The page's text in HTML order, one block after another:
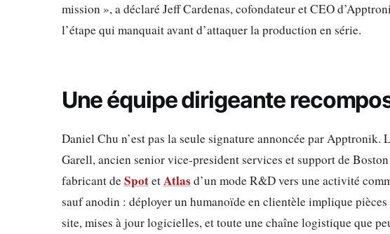
mission », a déclaré Jeff Cardenas, cofondateur et CEO
l’étape qui manquait avant d’attaquer la production en série.
Une équipe dirigeante
Daniel Chu n’est pas la seule signature annoncée par Apptronik.
Garell, ancien senior vice-president services et support de
fabricant deSpotetAtlasd’un mode R&D vers une activité
sauf anodin : déployer un humanoïde en clientèle implique
site, mises à jour logicielles, et toute une chaîne logistique que